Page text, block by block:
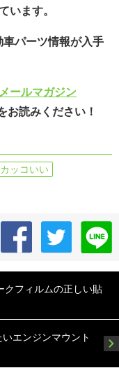
ます。
パーツ情報が入手
メールマガジン
お読みください！
カッコいい
クフィルムの正しい貼
エンジンマウント